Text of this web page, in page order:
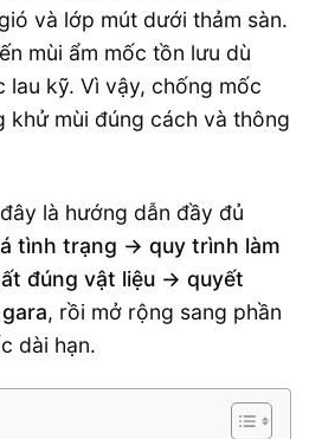
và lớp mút dưới thảm sàn.
mùi ẩm mốc tồn lưu dù
lau kỹ. Vì vậy, chống mốc
khử mùi đúng cách và thông
là hướng dẫn đầy đủ
tình trạng → quy trình làm
đúng vật liệu → quyết
, rồi mở rộng sang phần
dài hạn.